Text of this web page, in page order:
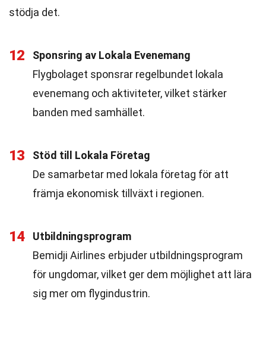
stödja det.
12
Sponsring av Lokala Evenemang
Flygbolaget sponsrar regelbundet lokala
evenemang och aktiviteter, vilket stärker
banden med samhället.
13
Stöd till Lokala Företag
De samarbetar med lokala företag för att
främja ekonomisk tillväxt i regionen.
14
Utbildningsprogram
Bemidji Airlines erbjuder utbildningsprogram
för ungdomar, vilket ger dem möjlighet att lära
sig mer om flygindustrin.